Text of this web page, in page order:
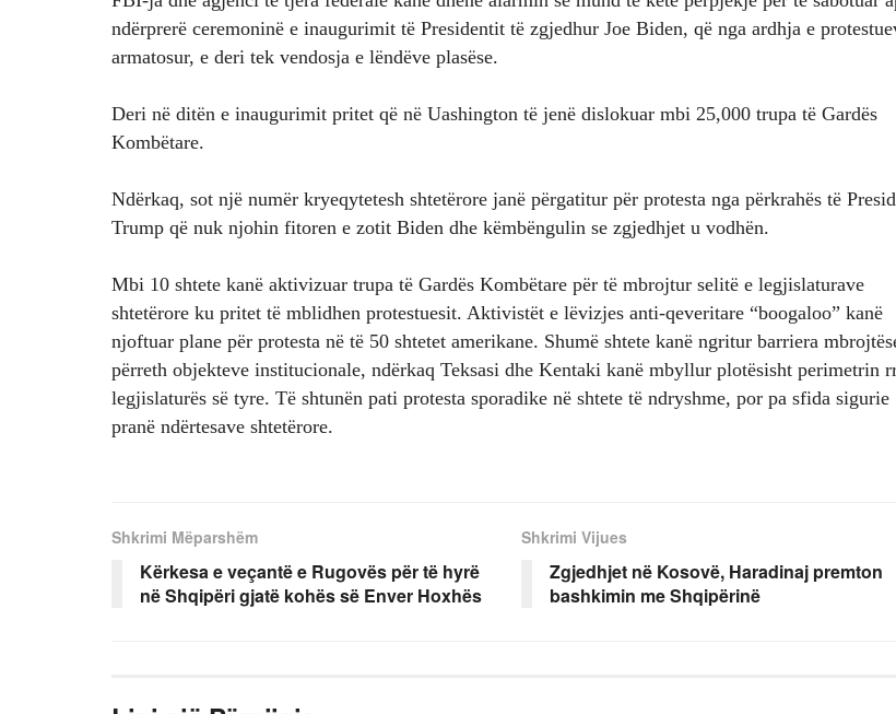
ndërprerë ceremoninë e inaugurimit të Presidentit të zgjedhur Joe Biden, që nga ardhja e
armatosur, e deri tek vendosja e lëndëve plasëse.
Deri në ditën e inaugurimit pritet që në Uashington të jenë dislokuar mbi 25,000 trupa të Gardës
Kombëtare.
Ndërkaq, sot një numër kryeqytetesh shtetërore janë përgatitur për protesta nga përkrahës të
Trump që nuk njohin fitoren e zotit Biden dhe këmbëngulin se zgjedhjet u vodhën.
Mbi 10 shtete kanë aktivizuar trupa të Gardës Kombëtare për të mbrojtur selitë e legjislaturave
shtetërore ku pritet të mblidhen protestuesit. Aktivistët e lëvizjes anti-qeveritare “boogaloo” kanë
njoftuar plane për protesta në të 50 shtetet amerikane. Shumë shtete kanë ngritur barriera
përreth objekteve institucionale, ndërkaq Teksasi dhe Kentaki kanë mbyllur plotësisht perimetrin
legjislaturës së tyre. Të shtunën pati protesta sporadike në shtete të ndryshme, por pa sfida sigurie
pranë ndërtesave shtetërore.
Shkrimi Mëparshëm
Kërkesa e veçantë e Rugovës për të hyrë
në Shqipëri gjatë kohës së Enver Hoxhës
Shkrimi Vijues
Zgjedhjet në Kosovë, Haradinaj premton
bashkimin me Shqipërinë